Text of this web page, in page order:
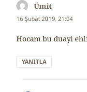
Ümit
ki:
16 Şubat 2019, 21:04
Hocam bu duayi
YANITLA